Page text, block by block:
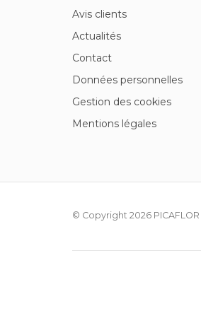
Avis clients
Actualités
Contact
Données personnelles
Gestion des cookies
Mentions légales
© Copyright 2026 PICAFLOR